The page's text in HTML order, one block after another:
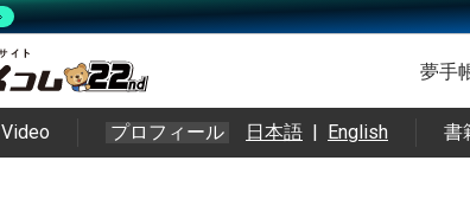
夢手
Video プロフィール 日本語 | English 書